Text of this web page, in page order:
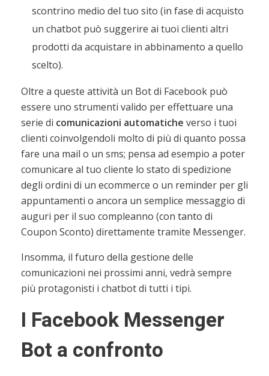
scontrino medio del tuo sito (in fase di acquisto
un chatbot può suggerire ai tuoi clienti altri
prodotti da acquistare in abbinamento a quello
scelto).
Oltre a queste attività un Bot di Facebook può
essere uno strumenti valido per effettuare una
serie di comunicazioni automatiche verso i tuoi
clienti coinvolgendoli molto di più di quanto possa
fare una mail o un sms; pensa ad esempio a poter
comunicare al tuo cliente lo stato di spedizione
degli ordini di un ecommerce o un reminder per gli
appuntamenti o ancora un semplice messaggio di
auguri per il suo compleanno (con tanto di
Coupon Sconto) direttamente tramite Messenger.
Insomma, il futuro della gestione delle
comunicazioni nei prossimi anni, vedrà sempre
più protagonisti i chatbot di tutti i tipi.
I Facebook Messenger
Bot a confronto